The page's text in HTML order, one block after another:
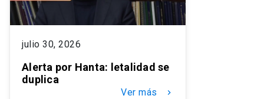
julio 30, 2026
Alerta por Hanta: letalidad se
duplica
Ver más keyboard_arrow_right